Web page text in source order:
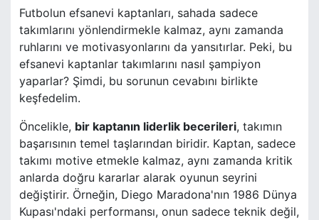
Futbolun efsanevi kaptanları, sahada sadece
takımlarını yönlendirmekle kalmaz, aynı zamanda
ruhlarını ve motivasyonlarını da yansıtırlar. Peki, bu
efsanevi kaptanlar takımlarını nasıl şampiyon
yaparlar? Şimdi, bu sorunun cevabını birlikte
keşfedelim.
Öncelikle, bir kaptanın liderlik becerileri, takımın
başarısının temel taşlarından biridir. Kaptan, sadece
takımı motive etmekle kalmaz, aynı zamanda kritik
anlarda doğru kararlar alarak oyunun seyrini
değiştirir. Örneğin, Diego Maradona'nın 1986 Dünya
Kupası'ndaki performansı, onun sadece teknik değil,